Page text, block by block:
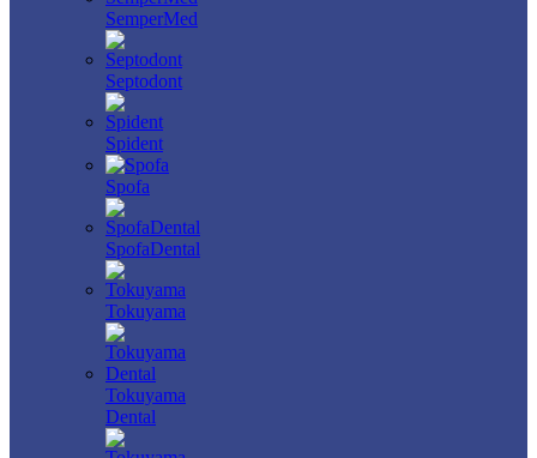
SemperMed
Septodont
Spident
Spofa
SpofaDental
Tokuyama
Tokuyama
Dental